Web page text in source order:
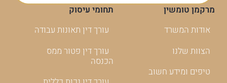
מרקמן טומשין
אודות המשרד
הצוות שלנו
טיפים ומידע חשוב
תחומי עיסוק
עורך דין תאונות עבודה
עורך דין פטור ממס
הכנסה